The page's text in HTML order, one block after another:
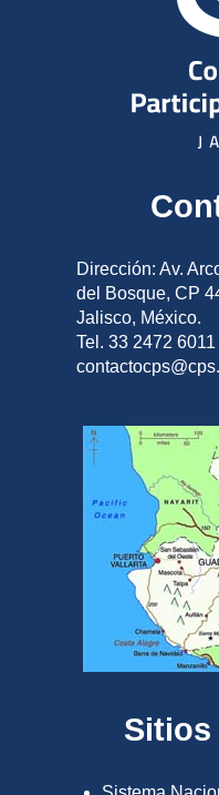
Dirección: Av.
del Bosque, CP
Jalisco, México.
Tel. 33 2472
Sitios